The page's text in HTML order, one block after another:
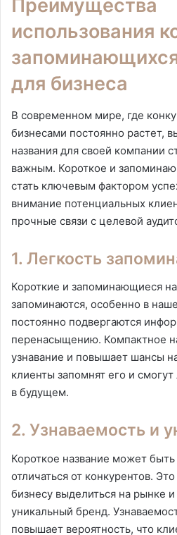
Преимущества
использования
для бизнеса
В современном мире, где
бизнесами постоянно растет,
названия для своей компании
важным. Короткое и
стать ключевым фактором
внимание потенциальных
прочные связи с целевой
1. Легкость
Короткие и запоминающиеся
запоминаются, особенно в
постоянно подвергаются
перенасыщению. Компактное
узнавание и повышает шансы
клиенты запомнят его и
в будущем.
2. Узнаваемость и
Короткое название может
отличаться от конкурентов.
бизнесу выделиться на рынке и
уникальный бренд.
повышает вероятность, что